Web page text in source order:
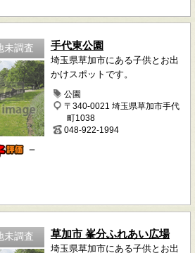
未調査
－
手代東公園
埼玉県草加市にある子供とお出
かけスポットです。
公園
〒340-0021 埼玉県草加市手代
町1038
048-922-1994
未調査 草加市 峯分ふれあい広場
埼玉県草加市にある子供とお出